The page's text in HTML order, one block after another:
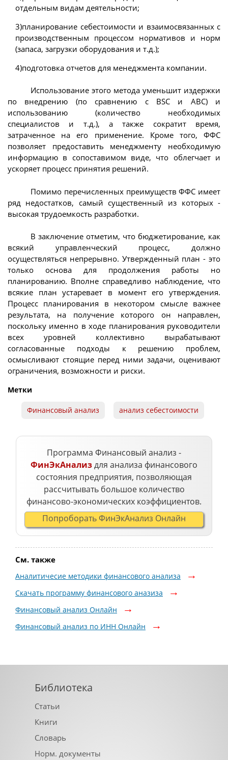
отдельным видам деятельности;
3)планирование себестоимости и взаимосвязанных с
производственным процессом нормативов и норм
(запаса, загрузки оборудования и т.д.);
4)подготовка отчетов для менеджмента компании.
Использование этого метода уменьшит издержки
по внедрению (по сравнению с BSC и ABC) и
использованию (количество необходимых
специалистов и т.д.), а также сократит время,
затраченное на его применение. Кроме того, ФФС
позволяет предоставить менеджменту необходимую
информацию в сопоставимом виде, что облегчает и
ускоряет процесс принятия решений.
Помимо перечисленных преимуществ ФФС имеет
ряд недостатков, самый существенный из которых -
высокая трудоемкость разработки.
В заключение отметим, что бюджетирование, как
всякий управленческий процесс, должно
осуществляться непрерывно. Утвержденный план - это
только основа для продолжения работы но
планированию. Вполне справедливо наблюдение, что
всякие план устаревает в момент его утверждения.
Процесс планирования в некотором смысле важнее
результата, на получение которого он направлен,
поскольку именно в ходе планирования руководители
всех уровней коллективно вырабатывают
согласованные подходы к решению проблем,
осмысливают стоящие перед ними задачи, оценивают
ограничения, возможности и риски.
Метки
Финансовый анализ анализ себестоимости
Программа Финансовый анализ -
ФинЭкАнализдля анализа финансового
состояния предприятия, позволяющая
рассчитывать большое количество
финансово-экономических коэффициентов.
Попроборать ФинЭкАнализ Онлайн
См. также
Аналитичесие методики финансового анализа
Скачать программу финансового аназиза
Финансовый анализ Онлайн
Финансовый анализ по ИНН Онлайн
Библиотека
Статьи
Книги
Словарь
Норм. документы